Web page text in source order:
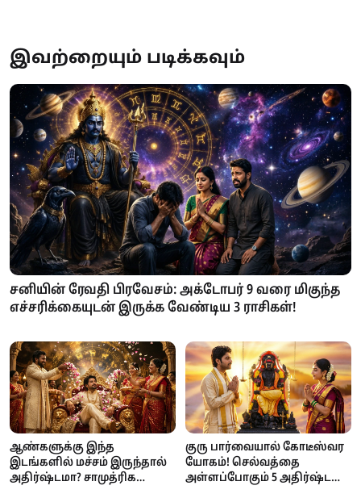
இவற்றையும் படிக்கவும்
சனியின் ரேவதி பிரவேசம்: அக்டோபர் 9 வரை மிகுந்த
எச்சரிக்கையுடன் இருக்க வேண்டிய 3 ராசிகள்!
ஆண்களுக்கு இந்த
இடங்களில் மச்சம் இருந்தால்
அதிர்ஷ்டமா? சாமுத்ரிக
குரு பார்வையால் கோடீஸ்வர
யோகம்! செல்வத்தை
அள்ளப்போகும் 5 அதிர்ஷ்ட